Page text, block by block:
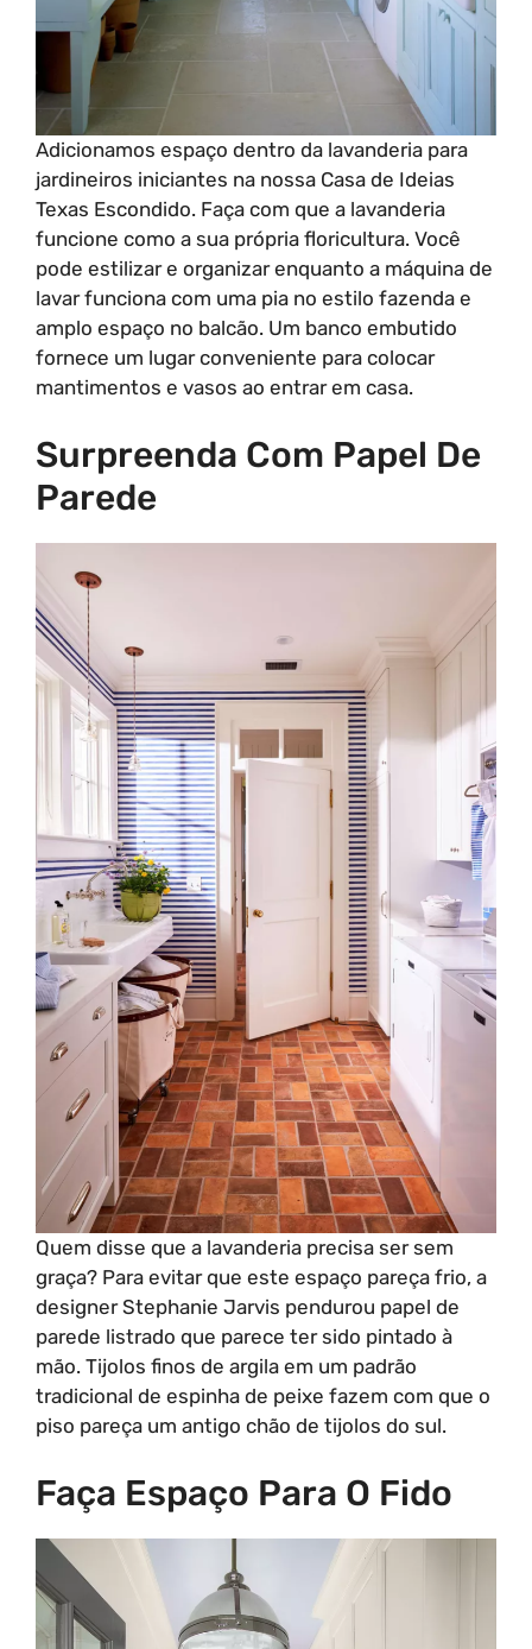
Adicionamos espaço dentro da lavanderia para
jardineiros iniciantes na nossa Casa de Ideias
Texas Escondido. Faça com que a lavanderia
funcione como a sua própria floricultura. Você
pode estilizar e organizar enquanto a máquina de
lavar funciona com uma pia no estilo fazenda e
amplo espaço no balcão. Um banco embutido
fornece um lugar conveniente para colocar
mantimentos e vasos ao entrar em casa.
Surpreenda Com Papel De
Parede
Quem disse que a lavanderia precisa ser sem
graça? Para evitar que este espaço pareça frio, a
designer Stephanie Jarvis pendurou papel de
parede listrado que parece ter sido pintado à
mão. Tijolos finos de argila em um padrão
tradicional de espinha de peixe fazem com que o
piso pareça um antigo chão de tijolos do sul.
Faça Espaço Para O Fido